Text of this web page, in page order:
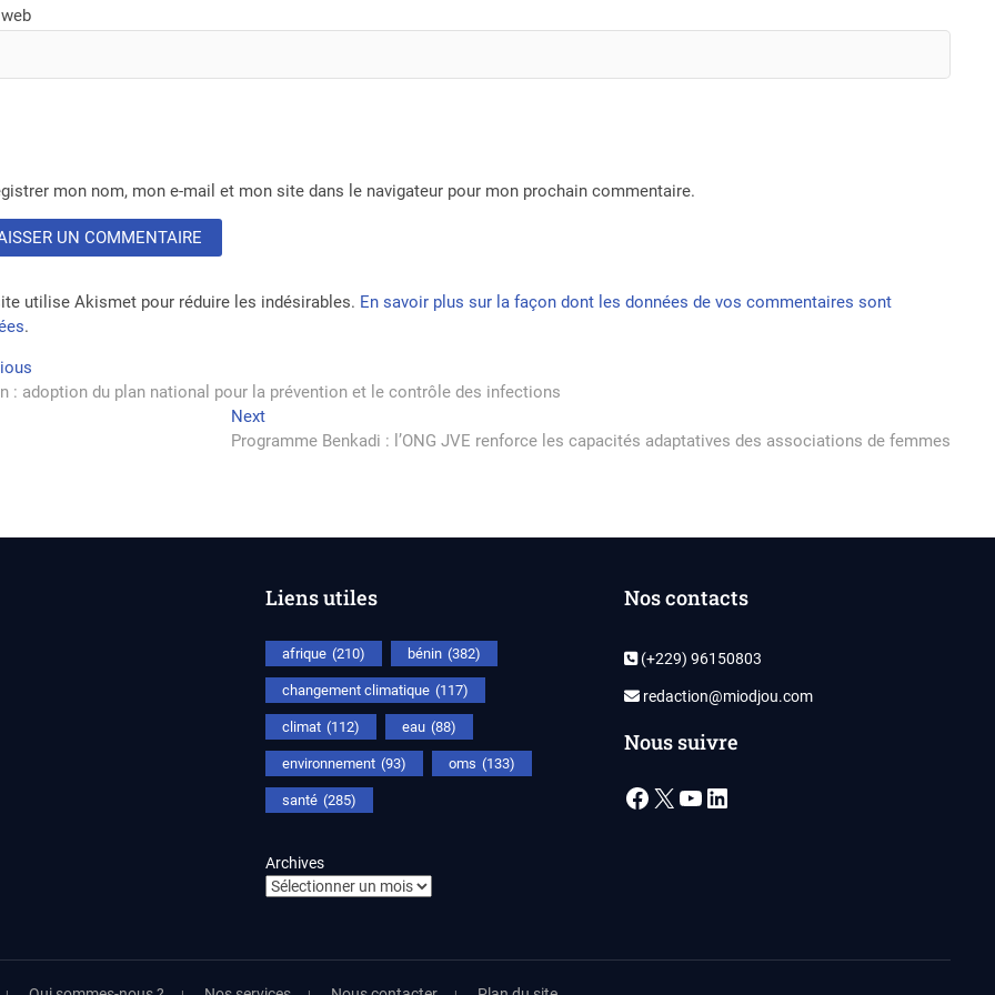
mon nom, mon e-mail et mon site dans le navigateur pour mon prochain commentaire.
utilise Akismet pour réduire les indésirables. En savoir plus sur la façon dont les données de vos commentaires sont
.
post:
: adoption du plan national pour la prévention et le contrôle des infections
NextNext
post:
Programme Benkadi : l’ONG JVE renforce les capacités adaptatives des associations de femmes
Liens utiles
afrique (210) bénin (382)
changement climatique (117)
climat (112) eau (88)
environnement (93) oms (133)
santé (285)
Archives
Nos contacts
(+229) 96150803
redaction@miodjou.com
Nous suivre
Facebook
X YouTube
LinkedIn